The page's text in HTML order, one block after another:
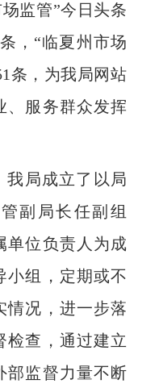
监管”今日头条
，“临夏州市场
条，为我局网站
、服务群众发挥
我局成立了以局
副局长任副组
单位负责人为成
小组，定期或不
情况，进一步落
检查，通过建立
部监督力量不断